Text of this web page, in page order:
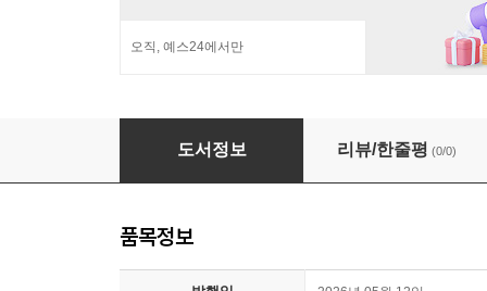
오직, 예스24에서만
푸른 관 속에 잠긴 붉은 여인숙
도서정보 리뷰/한줄평 (0/0)
품목정보